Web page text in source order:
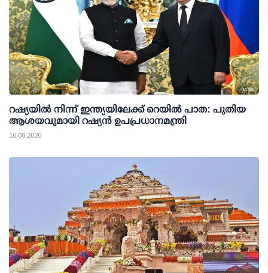
റഷ്യയില്‍ നിന്ന് ഇന്ത്യയിലേക്ക് റെയില്‍ പാത: പുതിയ
ആശയവുമായി റഷ്യന്‍ ഉപപ്രധാനമന്ത്രി
10 08 2026